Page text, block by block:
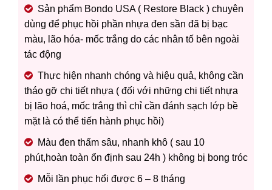
was:
540.000 ₫.
price
is:
500.000 ₫.
Sản phẩm Bondo USA ( Restore Black ) chuyên
dùng để phục hồi phần nhựa đen sần đã bị bạc
màu, lão hóa- mốc trắng do các nhân tố bên ngoài
tác động
Thực hiện nhanh chóng và hiệu quả, không cần
tháo gỡ chi tiết nhựa ( đối với những chi tiết nhựa
bị lão hoá, mốc trắng thì chỉ cần đánh sạch lớp bề
mặt là có thể tiến hành phục hồi)
Màu đen thấm sâu, nhanh khô ( sau 10
phút,hoàn toàn ổn định sau 24h ) không bị bong tróc
Mỗi lần phục hổi được 6 – 8 tháng